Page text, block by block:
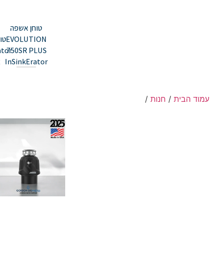
עמוד הבית / חנות /
טוחן אשפה
EVOLUTION
750SR PLUS
InSinkErator